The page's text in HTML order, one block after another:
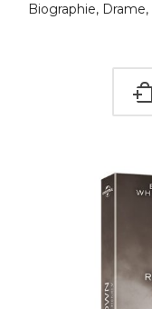
Biographie, Drame,